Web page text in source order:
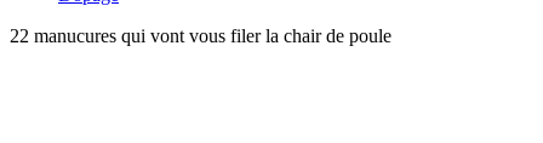
22 manucures qui vont vous filer la chair de poule